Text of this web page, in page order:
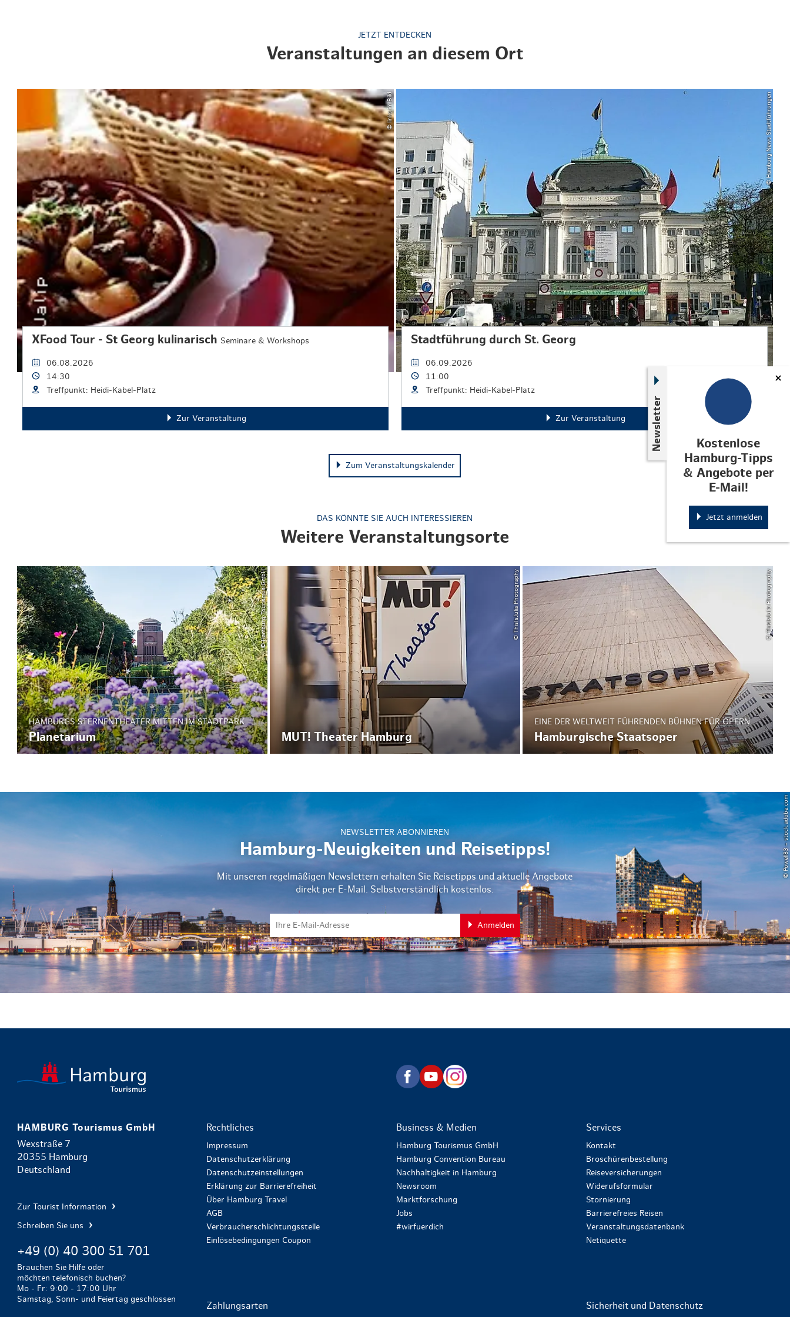
Weihnachten mit Bibi & Tina
Newsletter
Kostenlose
Hamburg-Tipps
& Angebote per
E-Mail!
Jetzt anmelden
JETZT ENTDECKEN
Veranstaltungen an diesem Ort
© links im Bild
XFood Tour - St Georg kulinarisch Seminare & Workshops
06.08.2026
14:30
Treffpunkt: Heidi-Kabel-Platz
Zur Veranstaltung
© Hamburg News Stadtführungen
Stadtführung durch St. Georg
06.09.2026
11:00
Treffpunkt: Heidi-Kabel-Platz
Zur Veranstaltung
Zum Veranstaltungskalender
DAS KÖNNTE SIE AUCH INTERESSIEREN
Weitere Veranstaltungsorte
© Hamburg Tourismus GmbH
HAMBURGS STERNENTHEATER MITTEN IM STADTPARK
Planetarium
© ThisIsJulia Photography
MUT! Theater Hamburg
© ThisIsJulia Photography
EINE DER WELTWEIT FÜHRENDEN BÜHNEN FÜR OPERN
Hamburgische Staatsoper
NEWSLETTER ABONNIEREN
Hamburg-Neuigkeiten und Reisetipps!
Mit unseren regelmäßigen Newslettern erhalten Sie Reisetipps und aktuelle Angebote
direkt per E-Mail. Selbstverständlich kostenlos.
Anmelden
© Powell83 – stock.adobe.com
zurück zur Startseite
HAMBURG Tourismus GmbH
Wexstraße 7
20355 Hamburg
Deutschland
Zur Tourist Information
Schreiben Sie uns
+49 (0) 40 300 51 701
Brauchen Sie Hilfe oder
möchten telefonisch buchen?
Mo - Fr: 9:00 - 17:00 Uhr
Samstag, Sonn- und Feiertag geschlossen
Rechtliches
Impressum
Datenschutzerklärung
Datenschutzeinstellungen
Erklärung zur Barrierefreiheit
Über Hamburg Travel
AGB
Verbraucherschlichtungsstelle
Einlösebedingungen Coupon
Business & Medien
Hamburg Tourismus GmbH
Hamburg Convention Bureau
Nachhaltigkeit in Hamburg
Newsroom
Marktforschung
Jobs
#wirfuerdich
Services
Kontakt
Broschürenbestellung
Reiseversicherungen
Widerufsformular
Stornierung
Barrierefreies Reisen
Veranstaltungsdatenbank
Netiquette
Zahlungsarten Sicherheit und Datenschutz